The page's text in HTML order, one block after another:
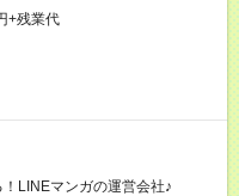
+残業代
LINEマンガの運営会社♪